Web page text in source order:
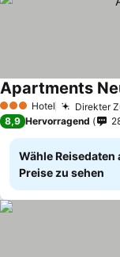
3 SterneHotel Direkter
Apartments
8,9 Hervorragend
Wähle Reisedaten
Preise zu sehen